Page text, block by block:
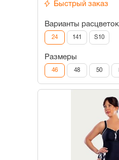
Быстрый заказ
Варианты расцветок
24 141 S10
Размеры
46 48 50